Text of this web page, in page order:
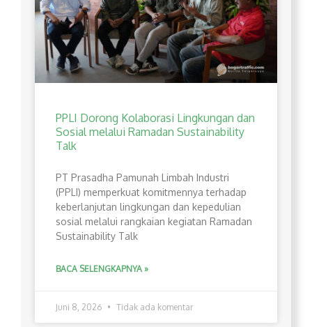
PPLI Dorong Kolaborasi Lingkungan dan
Sosial melalui Ramadan Sustainability
Talk
PT Prasadha Pamunah Limbah Industri
(PPLI) memperkuat komitmennya terhadap
keberlanjutan lingkungan dan kepedulian
sosial melalui rangkaian kegiatan Ramadan
Sustainability Talk
BACA SELENGKAPNYA »
Juni 8, 2026 Tidak ada komentar